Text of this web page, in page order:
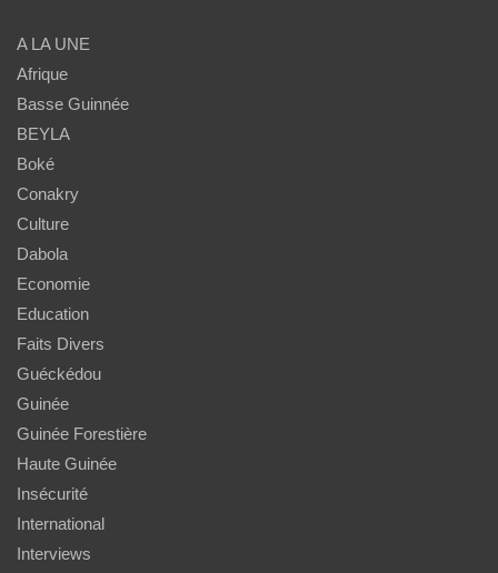
A LA UNE
Afrique
Basse Guinnée
BEYLA
Boké
Conakry
Culture
Dabola
Economie
Education
Faits Divers
Guéckédou
Guinée
Guinée Forestière
Haute Guinée
Insécurité
International
Interviews